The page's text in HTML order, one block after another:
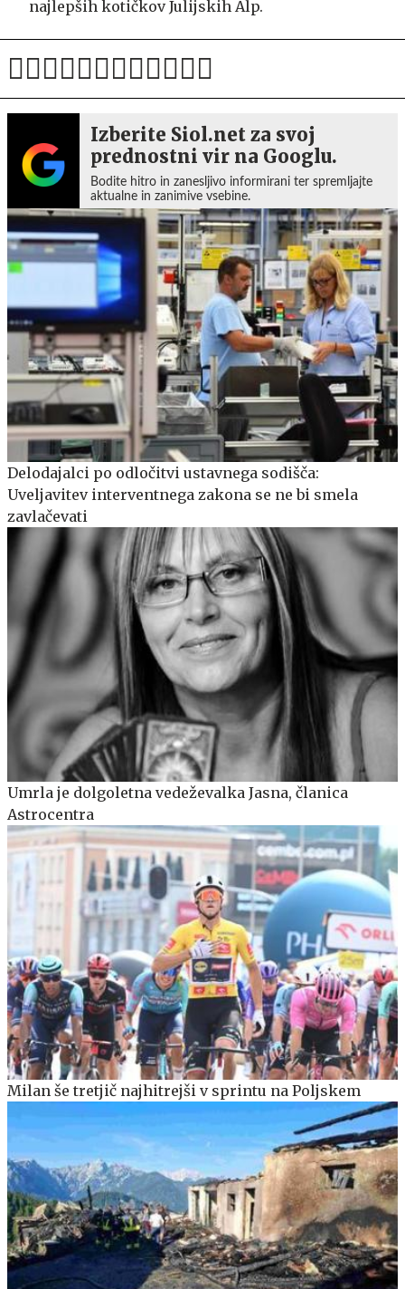
najlepših kotičkov Julijskih Alp.
Izberite Siol.net za svoj
prednostni vir na Googlu.
Bodite hitro in zanesljivo informirani ter spremljajte
aktualne in zanimive vsebine.
Delodajalci po odločitvi ustavnega sodišča:
Uveljavitev interventnega zakona se ne bi smela
zavlačevati
Umrla je dolgoletna vedeževalka Jasna, članica
Astrocentra
Milan še tretjič najhitrejši v sprintu na Poljskem